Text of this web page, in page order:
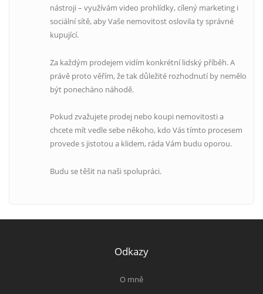
nástroji – využívám video prohlídky, cílený marketing i
sociální sítě, aby Vaše nemovitost oslovila ty správné
kupující.
Za každým prodejem vidím konkrétní lidský příběh. A
právě proto věřím, že tak důležité rozhodnutí by nemělo
být ponecháno náhodě.
Pokud zvažujete prodej nebo koupi nemovitosti a
chcete mít vedle sebe někoho, kdo Vás tímto procesem
provede s jistotou a klidem, ráda Vám budu oporou.
Budu se těšit na naši spolupráci.
Odkazy
O mně